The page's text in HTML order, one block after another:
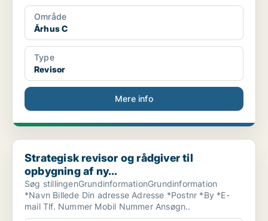
Område
Århus C
Type
Revisor
Mere info
Strategisk revisor og rådgiver til opbygning af ny...
Strategisk revisor og rådgiver til
opbygning af ny...
Søg stillingenGrundinformationGrundinformation
*Navn Billede Din adresse Adresse *Postnr *By *E-
mail Tlf. Nummer Mobil Nummer Ansøgn..